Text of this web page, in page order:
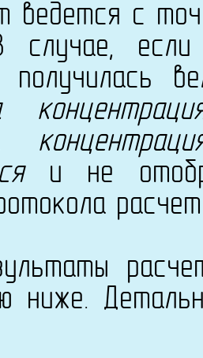
с
случае,
получилась
и не
расчета
ниже.